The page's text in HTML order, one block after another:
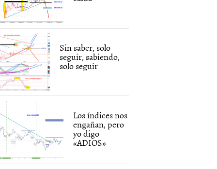
Sin saber, solo
seguir, sabiendo,
solo seguir
Los índices nos
engañan, pero
yo digo
«ADIOS»